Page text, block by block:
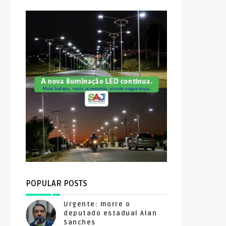
POPULAR POSTS
Urgente: morre o
deputado estadual Alan
Sanches